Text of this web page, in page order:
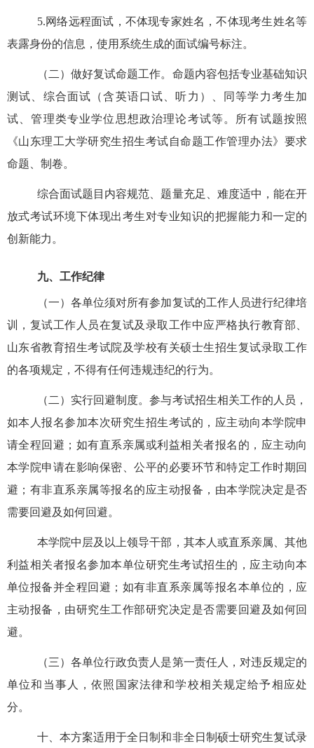
5.网络远程面试，不体现专家姓名，不体现考生姓名等
表露身份的信息，使用系统生成的面试编号标注。
（二）做好复试命题工作。命题内容包括专业基础知识
测试 、综合面试（含英语口试、听力）、同等学力考生加
试、管理类专业学位思想政治理论考试等。所有试题按照
《山东理工大学研究生招生考试自命题工作管理办法》要求
命题、制卷。
综合面试题目内容规范、题量充足、难度适中，能在开
放式考试环境下体现出考生对专业知识的把握能力和一定的
创新能力。
九、工作纪律
（一）各单位须对所有参加复试的工作人员进行纪律培
训，复试工作人员在复试及录取工作中应严格执行教育部、
山东省教育招生考试院及学校有关硕士生招生复试录取工作
的各项规定，不得有任何违规违纪的行为。
（二） 实行回避制度。参与考试招生相关工作的人员，
如本人报名参加本次研究生招生考试的，应主动向本学院申
请全程回避；如有直系亲属或利益相关者报名的，应主动向
本学院申请在影响保密、公平的必要环节和特定工作时期回
避；有非直系亲属等报名的应主动报备，由本学院决定是否
需要回避及如何回避。
本学院中层及以上领导干部，其本人或直系亲属、其他
利益相关者报名参加本单位研究生考试招生的，应主动向本
单位报备并全程回避；如有非直系亲属等报名本单位的，应
主动报备，由研究生工作部研究决定是否需要回避及如何回
避。
（三）各单位行政负责人是第一责任人，对违反规定的
单位和当事人，依照国家法律和学校相关规定给予相应处
分。
十、本方案适用于全日制和非全日制硕士研究生复试录